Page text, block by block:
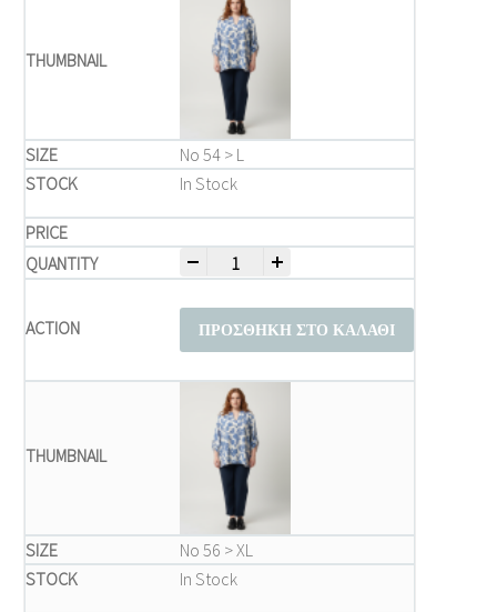
Νο 54 > L
In Stock
Μπλούζα Plus size quantity
ΠΡΟΣΘΉΚΗ ΣΤΟ ΚΑΛΆΘΙ
Νο 56 > XL
In Stock